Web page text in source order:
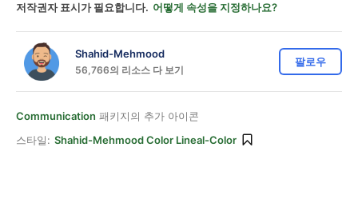
저작권자 표시가 필요합니다. 어떻게 속성을 지정하나요?
Shahid-Mehmood
56,766의 리소스 다 보기
팔로우
Communication 패키지의 추가 아이콘
스타일: Shahid-Mehmood Color Lineal-Color